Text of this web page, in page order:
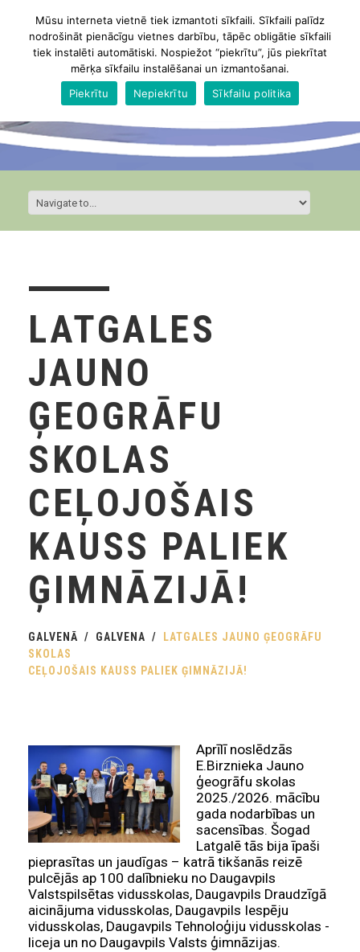
LATGALES
JAUNO
ĢEOGRĀFU
SKOLAS
CEĻOJOŠAIS
KAUSS PALIEK
ĢIMNĀZIJĀ!
GALVENĀ GALVENA
LATGALES JAUNO ĢEOGRĀFU
SKOLAS
CEĻOJOŠAIS KAUSS PALIEK ĢIMNĀZIJĀ!
Aprīlī noslēdzās
E.Birznieka Jauno
ģeogrāfu skolas
2025./2026. mācību
gada nodarbības un
sacensības. Šogad
Latgalē tās bija īpaši
pieprasītas un jaudīgas – katrā tikšanās reizē
pulcējās ap 100 dalībnieku no Daugavpils
Valstspilsētas vidusskolas, Daugavpils Draudzīgā
aicinājuma vidusskolas, Daugavpils Iespēju
vidusskolas, Daugavpils Tehnoloģiju vidusskolas -
liceja un no Daugavpils Valsts ģimnāzijas.
Mūsu interneta vietnē tiek izmantoti sīkfaili. Sīkfaili palīdz
nodrošināt pienācīgu vietnes darbību, tāpēc obligātie sīkfaili
tiek instalēti automātiski. Nospiežot “piekrītu”, jūs piekrītat
mērķa sīkfailu instalēšanai un izmantošanai.
Piekrītu
Nepiekrītu Sīkfailu politika